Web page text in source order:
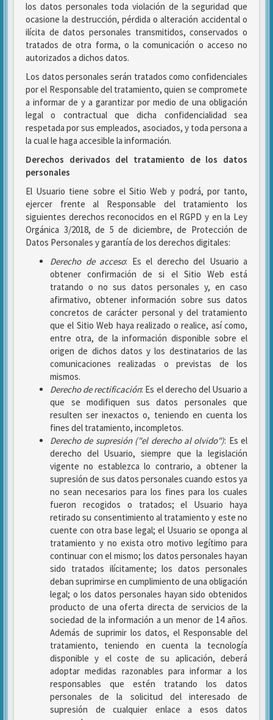
los datos personales toda violación de la seguridad que
ocasione la destrucción, pérdida o alteración accidental o
ilícita de datos personales transmitidos, conservados o
tratados de otra forma, o la comunicación o acceso no
autorizados a dichos datos.
Los datos personales serán tratados como confidenciales
por el Responsable del tratamiento, quien se compromete
a informar de y a garantizar por medio de una obligación
legal o contractual que dicha confidencialidad sea
respetada por sus empleados, asociados, y toda persona a
la cual le haga accesible la información.
Derechos derivados del tratamiento de los datos
personales
El Usuario tiene sobre el Sitio Web y podrá, por tanto,
ejercer frente al Responsable del tratamiento los
siguientes derechos reconocidos en el RGPD y en la Ley
Orgánica 3/2018, de 5 de diciembre, de Protección de
Datos Personales y garantía de los derechos digitales:
Derecho de acceso: Es el derecho del Usuario a
obtener confirmación de si el Sitio Web está
tratando o no sus datos personales y, en caso
afirmativo, obtener información sobre sus datos
concretos de carácter personal y del tratamiento
que el Sitio Web haya realizado o realice, así como,
entre otra, de la información disponible sobre el
origen de dichos datos y los destinatarios de las
comunicaciones realizadas o previstas de los
mismos.
Derecho de rectificación: Es el derecho del Usuario a
que se modifiquen sus datos personales que
resulten ser inexactos o, teniendo en cuenta los
fines del tratamiento, incompletos.
Derecho de supresión ("el derecho al olvido"): Es el
derecho del Usuario, siempre que la legislación
vigente no establezca lo contrario, a obtener la
supresión de sus datos personales cuando estos ya
no sean necesarios para los fines para los cuales
fueron recogidos o tratados; el Usuario haya
retirado su consentimiento al tratamiento y este no
cuente con otra base legal; el Usuario se oponga al
tratamiento y no exista otro motivo legítimo para
continuar con el mismo; los datos personales hayan
sido tratados ilícitamente; los datos personales
deban suprimirse en cumplimiento de una obligación
legal; o los datos personales hayan sido obtenidos
producto de una oferta directa de servicios de la
sociedad de la información a un menor de 14 años.
Además de suprimir los datos, el Responsable del
tratamiento, teniendo en cuenta la tecnología
disponible y el coste de su aplicación, deberá
adoptar medidas razonables para informar a los
responsables que estén tratando los datos
personales de la solicitud del interesado de
supresión de cualquier enlace a esos datos